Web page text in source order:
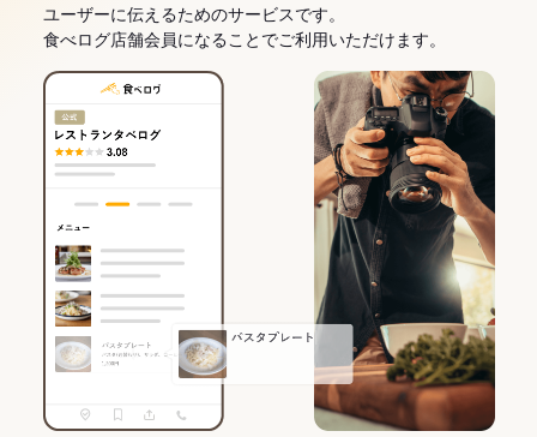
ユーザーに伝えるためのサービスです。
食べログ店舗会員になることでご利用いただけます。